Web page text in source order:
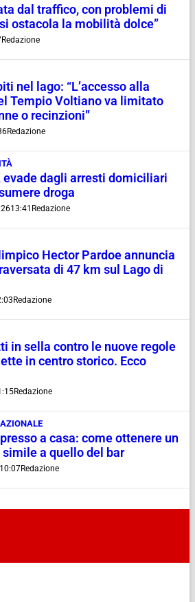
dal traffico, con problemi di
ostacola la mobilità dolce”
Redazione
nel lago: “L’accesso alla
Tempio Voltiano va limitato
o recinzioni”
Redazione
evade dagli arresti domiciliari
droga
13:41 Redazione
Hector Pardoe annuncia
di 47 km sul Lago di
Redazione
in sella contro le nuove regole
in centro storico. Ecco
Redazione
a casa: come ottenere un
a quello del bar
10:07Redazione